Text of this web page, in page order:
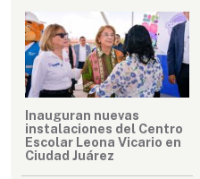
Inauguran nuevas
instalaciones del Centro
Escolar Leona Vicario en
Ciudad Juárez